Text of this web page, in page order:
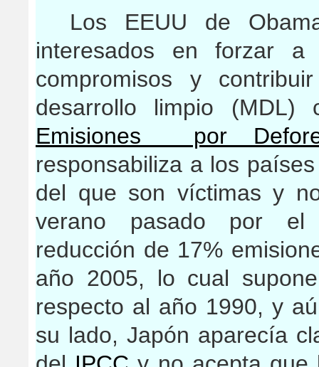
Los EEUU de
interesados en forzar
compromisos y
desarrollo limpio
Emisiones por
responsabiliza a los
del que son víctimas y
verano pasado por el
reducción de 17%
año 2005, lo cual
respecto al año 1990, y
su lado, Japón aparecía